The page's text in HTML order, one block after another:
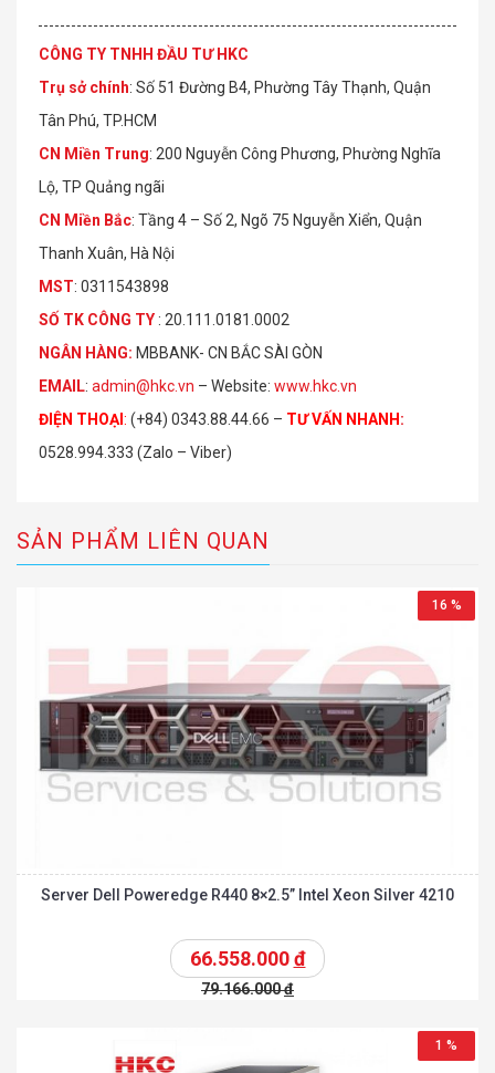
CÔNG TY TNHH ĐẦU TƯ HKC
Trụ sở chính: Số 51 Đường B4, Phường Tây Thạnh, Quận
Tân Phú, TP.HCM
CN Miền Trung: 200 Nguyễn Công Phương, Phường Nghĩa
Lộ, TP Quảng ngãi
CN Miền Bắc: Tầng 4 – Số 2, Ngõ 75 Nguyễn Xiển, Quận
Thanh Xuân, Hà Nội
MST: 0311543898
SỐ TK CÔ NG TY : 20.111.0181.0002
NGÂN HÀNG: MBBANK- CN BẮC SÀI GÒN
EMAIL: admin@hkc.vn – Website: www.hkc.vn
ĐIỆN THOẠI: (+84) 0343.88.44.66 – TƯ VẤN NHANH :
0528.994.333 (Zalo – Viber)
SẢN PHẨM LIÊN QUAN
16 %
Server Dell Poweredge R440 8×2.5” Intel Xeon Silver 4210
66.558.000đ
79.166.000đ
1 %